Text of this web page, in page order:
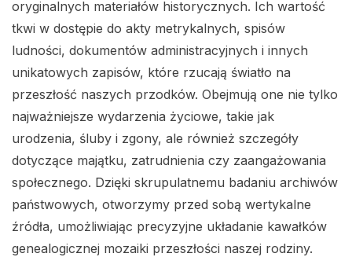
oryginalnych materiałów historycznych. Ich wartość
tkwi w dostępie do akty metrykalnych, spisów
ludności, dokumentów administracyjnych i innych
unikatowych zapisów, które rzucają światło na
przeszłość naszych przodków. Obejmują one nie tylko
najważniejsze wydarzenia życiowe, takie jak
urodzenia, śluby i zgony, ale również szczegóły
dotyczące majątku, zatrudnienia czy zaangażowania
społecznego. Dzięki skrupulatnemu badaniu archiwów
państwowych, otworzymy przed sobą wertykalne
źródła, umożliwiając precyzyjne układanie kawałków
genealogicznej mozaiki przeszłości naszej rodziny.